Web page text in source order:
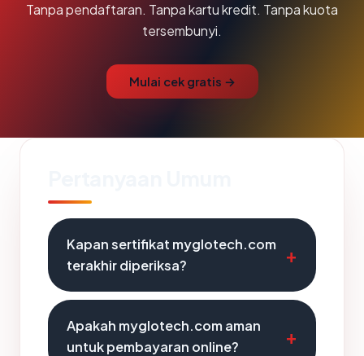
Tanpa pendaftaran. Tanpa kartu kredit. Tanpa kuota
tersembunyi.
Mulai cek gratis →
Kapan sertifikat myglotech.com
terakhir diperiksa?
Apakah myglotech.com aman
untuk pembayaran online?